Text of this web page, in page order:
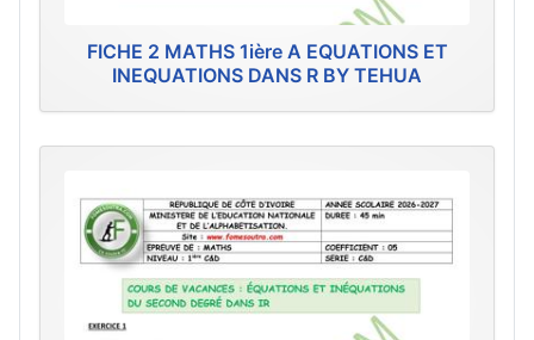
FICHE 2 MATHS 1ière A EQUATIONS ET
INEQUATIONS DANS R BY TEHUA